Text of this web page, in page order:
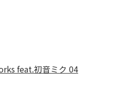
feat.初音ミク 04